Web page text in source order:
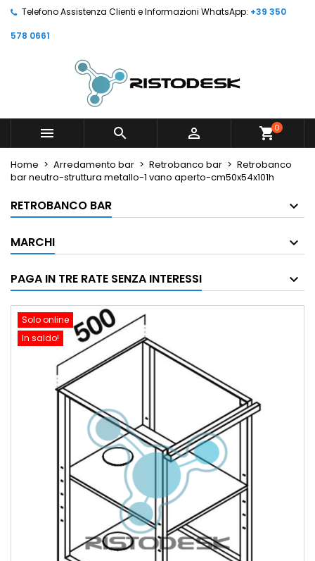
Telefono Assistenza Clienti e Informazioni WhatsApp: +39 350
578 0661
   shopping_cart0
Home Arredamento bar Retrobanco bar
Retrobanco
bar neutro-struttura metallo-1 vano aperto-cm50x54x101h
RETROBANCO BAR
MARCHI
PAGA IN TRE RATE SENZA INTERESSI
Solo online
In saldo!